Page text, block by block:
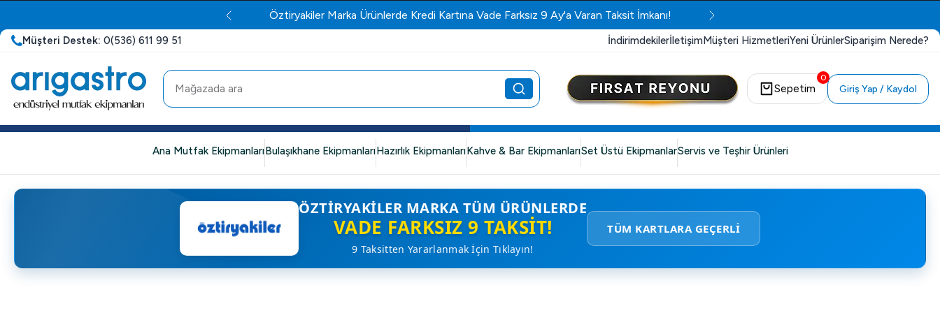
Öztiryakiler Marka Ürünlerde Kredi Kartına Vade Farksız 9 Ay'a Varan Taksit İmkanı!
Müşteri Destek: 0(536) 611 99 51 İndirimdekilerİletişimMüşteri HizmetleriYeni ÜrünlerSiparişim Nerede?
0
Sepetim Giriş Yap / Kaydol
Ana Mutfak EkipmanlarıBulaşıkhane EkipmanlarıHazırlık EkipmanlarıKahve & Bar EkipmanlarıSet Üstü EkipmanlarServis ve Teşhir Ürünleri
ÖZTIRYAKILER MARKA TÜM ÜRÜNLERDE
VADE FARKSIZ 9 TAKSIT!
9 Taksitten Yararlanmak İçin Tıklayın!
TÜM KARTLARA GEÇERLİ